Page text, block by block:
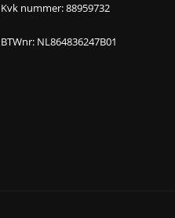
Kvk nummer: 88959732
BTWnr: NL864836247B01